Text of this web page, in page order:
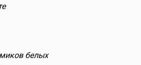
белых